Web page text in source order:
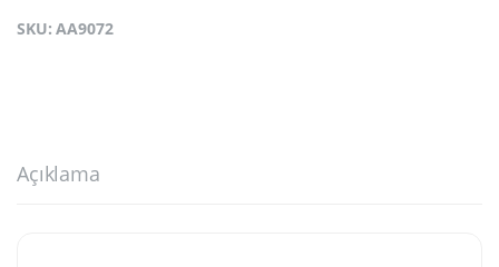
SKU: AA9072
Açıklama